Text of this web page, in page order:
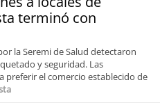
terminó con
la Seremi de Salud detectaron
y seguridad. Las
preferir el comercio establecido de